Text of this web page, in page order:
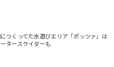
つくってた水遊びエリア「ポッツァ」は
タースライダーも